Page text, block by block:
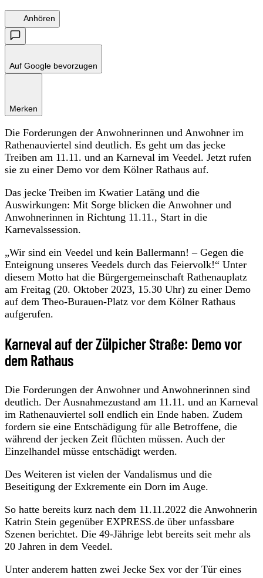
Anhören
Auf Google bevorzugen
Merken
Die Forderungen der Anwohnerinnen und Anwohner im
Rathenauviertel sind deutlich. Es geht um das jecke
Treiben am 11.11. und an Karneval im Veedel. Jetzt rufen
sie zu einer Demo vor dem Kölner Rathaus auf.
Das jecke Treiben im Kwatier Latäng und die
Auswirkungen: Mit Sorge blicken die Anwohner und
Anwohnerinnen in Richtung 11.11., Start in die
Karnevalssession.
„Wir sind ein Veedel und kein Ballermann! – Gegen die
Enteignung unseres Veedels durch das Feiervolk!“ Unter
diesem Motto hat die Bürgergemeinschaft Rathenauplatz
am Freitag (20. Oktober 2023, 15.30 Uhr) zu einer Demo
auf dem Theo-Burauen-Platz vor dem Kölner Rathaus
aufgerufen.
Karneval auf der Zülpicher Straße: Demo vor
dem Rathaus
Die Forderungen der Anwohner und Anwohnerinnen sind
deutlich. Der Ausnahmezustand am 11.11. und an Karneval
im Rathenauviertel soll endlich ein Ende haben. Zudem
fordern sie eine Entschädigung für alle Betroffene, die
während der jecken Zeit flüchten müssen. Auch der
Einzelhandel müsse entschädigt werden.
Des Weiteren ist vielen der Vandalismus und die
Beseitigung der Exkremente ein Dorn im Auge.
So hatte bereits kurz nach dem 11.11.2022 die Anwohnerin
Katrin Stein gegenüber EXPRESS.de über unfassbare
Szenen berichtet. Die 49-Jährige lebt bereits seit mehr als
20 Jahren in dem Veedel.
Unter anderem hatten zwei Jecke Sex vor der Tür eines